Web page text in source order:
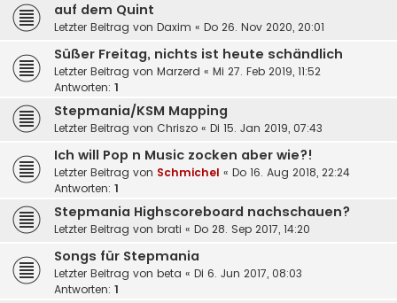
auf dem Quint
Letzter Beitrag von Daxim « Do 26. Nov 2020, 20:01
Süßer Freitag, nichts ist heute schändlich
Letzter Beitrag von Marzerd « Mi 27. Feb 2019, 11:52
Antworten: 1
Stepmania/KSM Mapping
Letzter Beitrag von Chriszo « Di 15. Jan 2019, 07:43
Ich will Pop n Music zocken aber wie?!
Letzter Beitrag von Schmichel « Do 16. Aug 2018, 22:24
Antworten: 1
Stepmania Highscoreboard nachschauen?
Letzter Beitrag von brati « Do 28. Sep 2017, 14:20
Songs für Stepmania
Letzter Beitrag von beta « Di 6. Jun 2017, 08:03
Antworten: 1